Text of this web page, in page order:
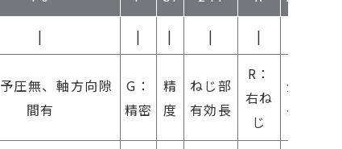
| | | | |
圧無、軸方向隙
間有
G：
精密
精
度
ねじ部
有効長
R：
右ね
じ
全
長